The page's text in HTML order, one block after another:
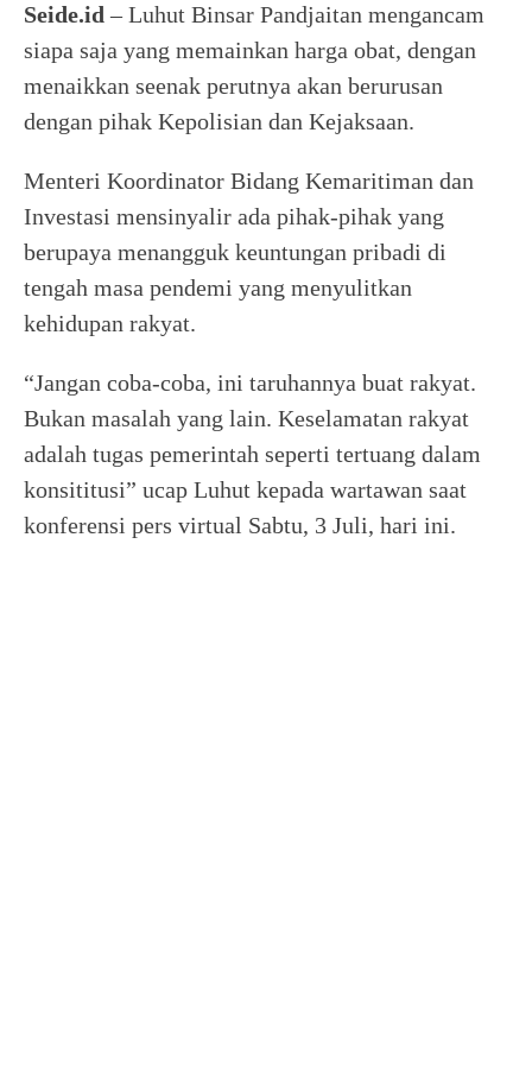
Seide.id – Luhut Binsar Pandjaitan mengancam
siapa saja yang memainkan harga obat, dengan
menaikkan seenak perutnya akan berurusan
dengan pihak Kepolisian dan Kejaksaan.
Menteri Koordinator Bidang Kemaritiman dan
Investasi mensinyalir ada pihak-pihak yang
berupaya menangguk keuntungan pribadi di
tengah masa pendemi yang menyulitkan
kehidupan rakyat.
“Jangan coba-coba, ini taruhannya buat rakyat.
Bukan masalah yang lain. Keselamatan rakyat
adalah tugas pemerintah seperti tertuang dalam
konsititusi” ucap Luhut kepada wartawan saat
konferensi pers virtual Sabtu, 3 Juli, hari ini.